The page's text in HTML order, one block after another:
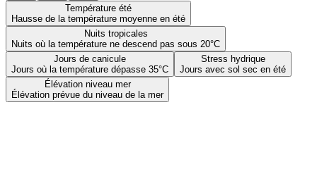
Température été
Hausse de la température moyenne en été
Nuits tropicales
Nuits où la température ne descend pas sous 20°C
Jours de canicule
Jours où la température dépasse 35°C
Stress hydrique
Jours avec sol sec en été
Élévation niveau mer
Élévation prévue du niveau de la mer